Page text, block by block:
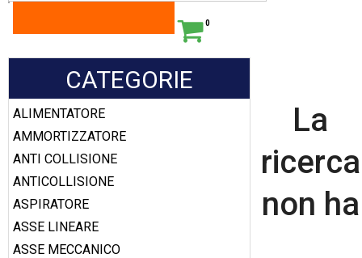
0
CATEGORIE
ALIMENTATORE
AMMORTIZZATORE
ANTI COLLISIONE
ANTICOLLISIONE
ASPIRATORE
ASSE LINEARE
ASSE MECCANICO
La
ricerca
non ha